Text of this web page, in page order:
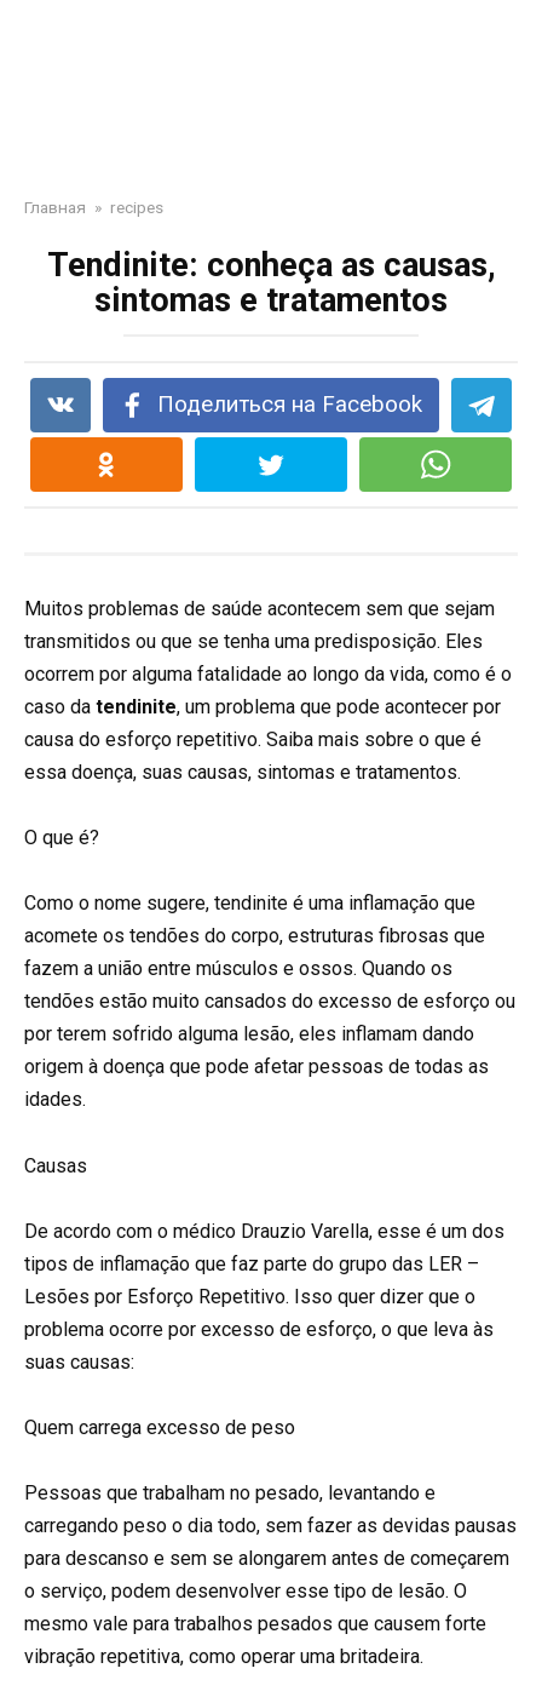
Главная » recipes
Tendinite: conheça as causas,
sintomas e tratamentos
Поделиться на Facebook
Muitos problemas de saúde acontecem sem que sejam
transmitidos ou que se tenha uma predisposição. Eles
ocorrem por alguma fatalidade ao longo da vida, como é o
caso da tendinite, um problema que pode acontecer por
causa do esforço repetitivo. Saiba mais sobre o que é
essa doença, suas causas, sintomas e tratamentos.
O que é?
Como o nome sugere, tendinite é uma inflamação que
acomete os tendões do corpo, estruturas fibrosas que
fazem a união entre músculos e ossos. Quando os
tendões estão muito cansados do excesso de esforço ou
por terem sofrido alguma lesão, eles inflamam dando
origem à doença que pode afetar pessoas de todas as
idades.
Causas
De acordo com o médico Drauzio Varella, esse é um dos
tipos de inflamação que faz parte do grupo das LER –
Lesões por Esforço Repetitivo. Isso quer dizer que o
problema ocorre por excesso de esforço, o que leva às
suas causas:
Quem carrega excesso de peso
Pessoas que trabalham no pesado, levantando e
carregando peso o dia todo, sem fazer as devidas pausas
para descanso e sem se alongarem antes de começarem
o serviço, podem desenvolver esse tipo de lesão. O
mesmo vale para trabalhos pesados que causem forte
vibração repetitiva, como operar uma britadeira.